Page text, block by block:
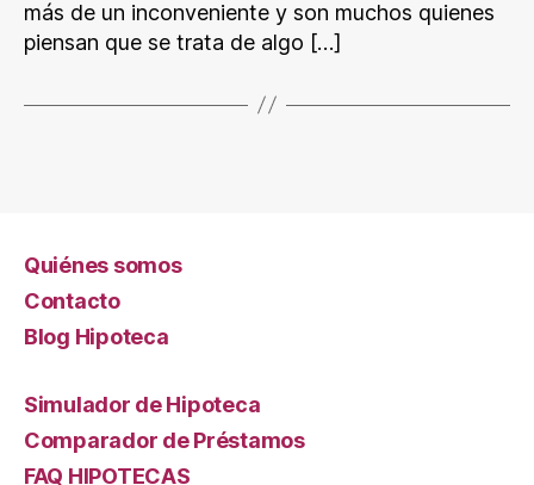
más de un inconveniente y son muchos quienes
piensan que se trata de algo […]
Quiénes somos
Contacto
Blog Hipoteca
Simulador de Hipoteca
Comparador de Préstamos
FAQ HIPOTECAS